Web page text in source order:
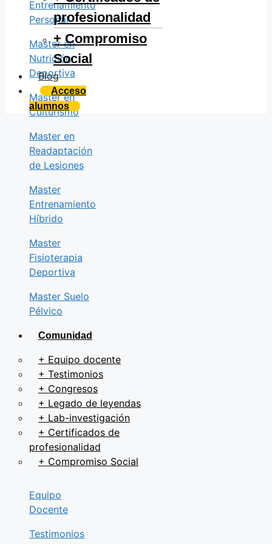
Entrenamiento
Personal
Master en
Nutrición
Deportiva
Master en
Culturismo
Master en
Readaptación
de Lesiones
Master
Entrenamiento
Híbrido
Master
Fisioterapia
Deportiva
Master Suelo
Pélvico
Comunidad
+ Equipo docente
+ Testimonios
+ Congresos
+ Legado de leyendas
+ Lab-investigación
+ Certificados de
profesionalidad
+ Compromiso Social
Equipo
Docente
Testimonios
profesionalidad
+ Compromiso
Social
Blog
Acceso
alumnos